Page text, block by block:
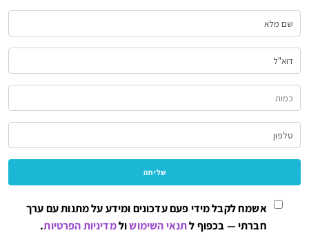
אשמח לקבל מידי פעם עדכונים ומידע על מתנות עם ערך
חברתי — בכפוף לתנאי השימושולמדיניות הפרטיות.